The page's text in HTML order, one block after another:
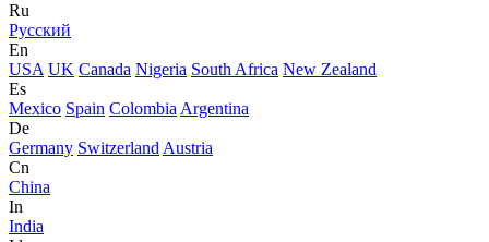
Ru
Русский
En
USA UK Canada Nigeria South Africa New Zealand
Es
Mexico Spain Colombia Argentina
De
Germany Switzerland Austria
Cn
China
In
India